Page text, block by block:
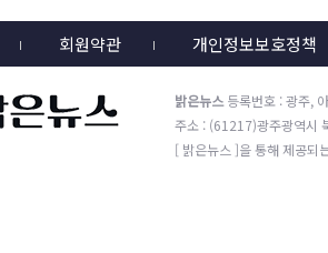
회원약관 개인정보보호정책
밝은뉴스 등록번호 : 광주,
주소 : (61217)광주광역시
[ 밝은뉴스 ]을 통해 제공되